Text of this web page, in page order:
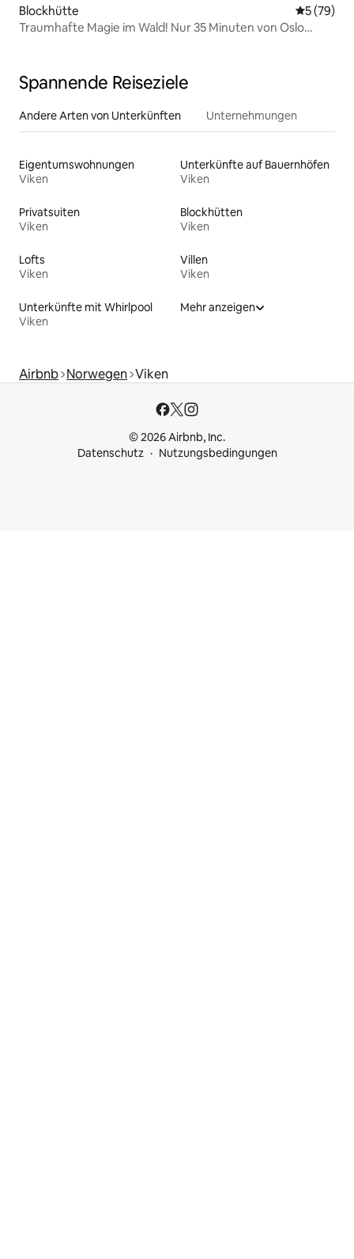
Blockhütte
5 (79)
Traumhafte Magie im Wald! Nur 35 Minuten von Oslo
Spannende Reiseziele
Andere Arten von Unterkünften Unternehmungen
Eigentumswohnungen
Viken
Unterkünfte auf Bauernhöfen
Viken
Privatsuiten
Viken
Blockhütten
Viken
Lofts
Viken
Villen
Viken
Unterkünfte mit Whirlpool
Viken
Mehr anzeigen
Airbnb Norwegen Viken
© 2026 Airbnb, Inc.
Datenschutz
Nutzungsbedingungen